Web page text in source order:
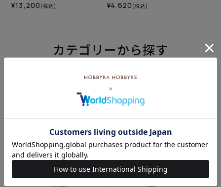
¥13,200 (税込) ¥4,620 (税込)
カテゴリーから探す
刺し子 編み物